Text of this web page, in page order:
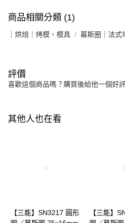
商品相關分類 (1)
｜烘焙｜烤模、模具 幕斯圈｜法式
評價
喜歡這個商品嗎？購買後給他一個好
其他人也在看
【三能】SN3217 圓形
【三能】